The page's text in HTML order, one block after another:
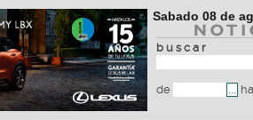
Sabado 08 de
b u s c a r
de